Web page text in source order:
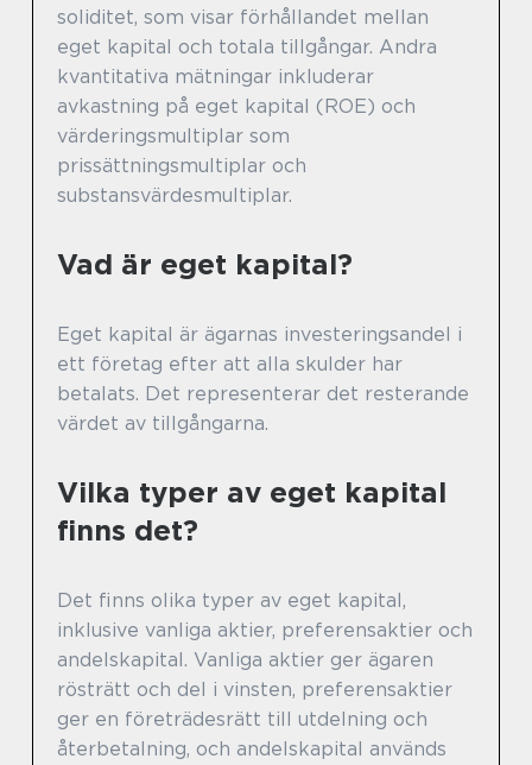
soliditet, som visar förhållandet mellan
eget kapital och totala tillgångar. Andra
kvantitativa mätningar inkluderar
avkastning på eget kapital (ROE) och
värderingsmultiplar som
prissättningsmultiplar och
substansvärdesmultiplar.
Vad är eget kapital?
Eget kapital är ägarnas investeringsandel i
ett företag efter att alla skulder har
betalats. Det representerar det resterande
värdet av tillgångarna.
Vilka typer av eget kapital
finns det?
Det finns olika typer av eget kapital,
inklusive vanliga aktier, preferensaktier och
andelskapital. Vanliga aktier ger ägaren
rösträtt och del i vinsten, preferensaktier
ger en företrädesrätt till utdelning och
återbetalning, och andelskapital används